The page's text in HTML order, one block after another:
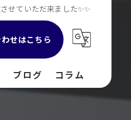
せていただ来ました✨✨
せはこちら
ブログ コラム